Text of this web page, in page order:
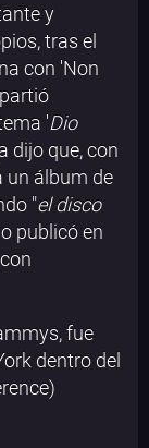
y
tras el
con 'Non
'Dio
dijo que, con
un álbum de
"el disco
publicó en
fue
dentro del